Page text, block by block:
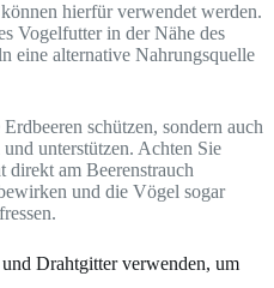
hierfür verwendet werden.
Vogelfutter in der Nähe des
eine alternative Nahrungsquelle
schützen, sondern auch
unterstützen. Achten Sie
direkt am Beerenstrauch
und die Vögel sogar
Drahtgitter verwenden, um